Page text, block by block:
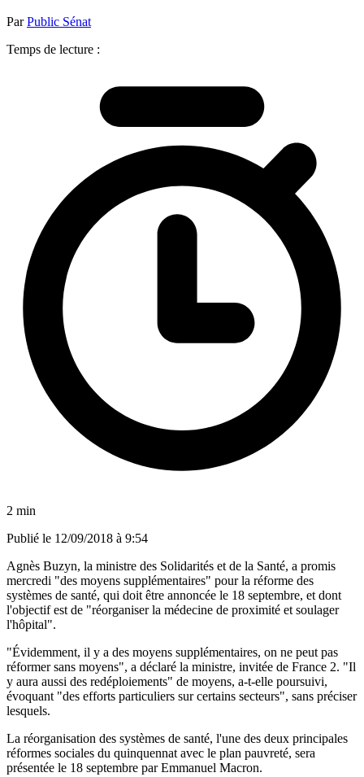
ParPublic Sénat
Temps de lecture :
2 min
Publié le 12/09/2018 à 9:54
Agnès Buzyn, la ministre des Solidarités et de la Santé, a promis
mercredi "des moyens supplémentaires" pour la réforme des
systèmes de santé, qui doit être annoncée le 18 septembre, et dont
l'objectif est de "réorganiser la médecine de proximité et soulager
l'hôpital".
"Évidemment, il y a des moyens supplémentaires, on ne peut pas
réformer sans moyens", a déclaré la ministre, invitée de France 2. "Il
y aura aussi des redéploiements" de moyens, a-t-elle poursuivi,
évoquant "des efforts particuliers sur certains secteurs", sans préciser
lesquels.
La réorganisation des systèmes de santé, l'une des deux principales
réformes sociales du quinquennat avec le plan pauvreté, sera
présentée le 18 septembre par Emmanuel Macron.